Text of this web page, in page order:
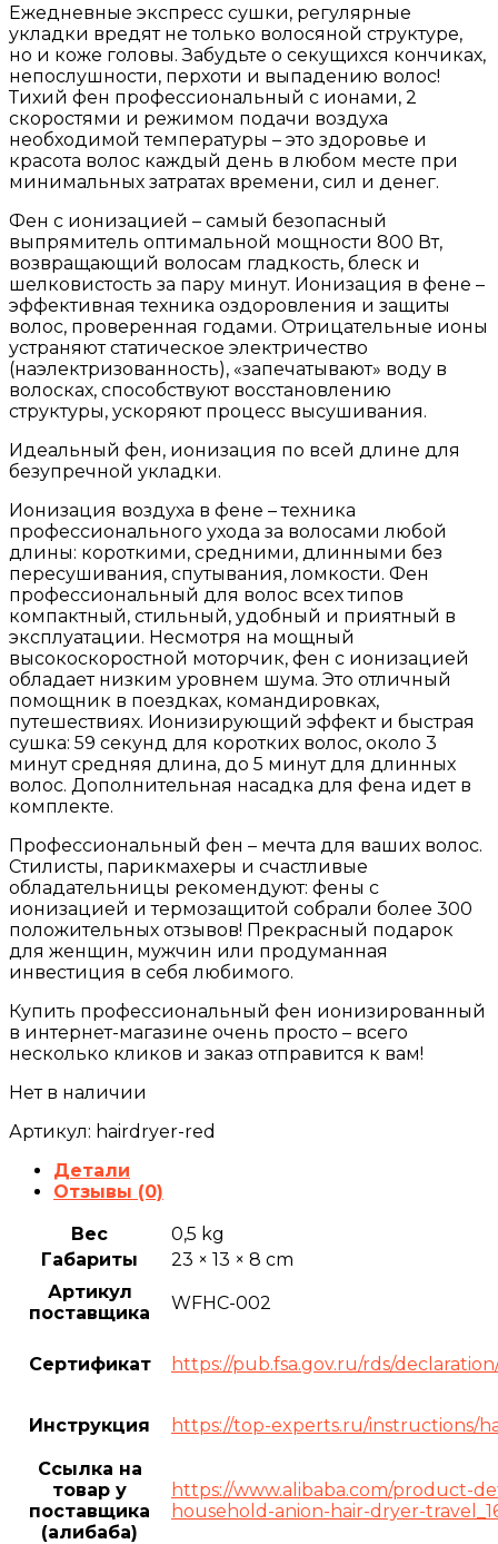
Ежедневные экспресс сушки, регулярные
укладки вредят не только волосяной структуре,
но и коже головы. Забудьте о секущихся кончиках,
непослушности, перхоти и выпадению волос!
Тихий фен профессиональный с ионами, 2
скоростями и режимом подачи воздуха
необходимой температуры – это здоровье и
красота волос каждый день в любом месте при
минимальных затратах времени, сил и денег.
Фен с ионизацией – самый безопасный
выпрямитель оптимальной мощности 800 Вт,
возвращающий волосам гладкость, блеск и
шелковистость за пару минут. Ионизация в фене –
эффективная техника оздоровления и защиты
волос, проверенная годами. Отрицательные ионы
устраняют статическое электричество
(наэлектризованность), «запечатывают» воду в
волосках, способствуют восстановлению
структуры, ускоряют процесс высушивания.
Идеальный фен, ионизация по всей длине для
безупречной укладки.
Ионизация воздуха в фене – техника
профессионального ухода за волосами любой
длины: короткими, средними, длинными без
пересушивания, спутывания, ломкости. Фен
профессиональный для волос всех типов
компактный, стильный, удобный и приятный в
эксплуатации. Несмотря на мощный
высокоскоростной моторчик, фен с ионизацией
обладает низким уровнем шума. Это отличный
помощник в поездках, командировках,
путешествиях. Ионизирующий эффект и быстрая
сушка: 59 секунд для коротких волос, около 3
минут средняя длина, до 5 минут для длинных
волос. Дополнительная насадка для фена идет в
комплекте.
Профессиональный фен – мечта для ваших волос.
Стилисты, парикмахеры и счастливые
обладательницы рекомендуют: фены с
ионизацией и термозащитой собрали более 300
положительных отзывов! Прекрасный подарок
для женщин, мужчин или продуманная
инвестиция в себя любимого.
Купить профессиональный фен ионизированный
в интернет-магазине очень просто – всего
несколько кликов и заказ отправится к вам!
Нет в наличии
Артикул: hairdryer-red
Детали
Отзывы (0)
Вес
0,5 kg
Габариты
23 × 13 × 8 cm
Артикул
поставщика
WFHC-002
Сертификат https://pub.fsa.gov.ru/rds/
Инструкция https://top-experts.ru/instructions/
Ссылка на
товар у
поставщика
(алибаба)
https://www.alibaba.com/product-
household-anion-hair-dryer-